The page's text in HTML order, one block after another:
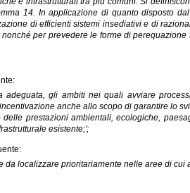
14. In applicazione di quanto disposto
di efficienti sistemi insediativi e di
per prevedere le forme di
gli ambiti nei quali avviare
anche allo scopo di garantire lo
prestazioni ambientali, ecologiche,
esistente;';
localizzare prioritariamente nelle aree di cui